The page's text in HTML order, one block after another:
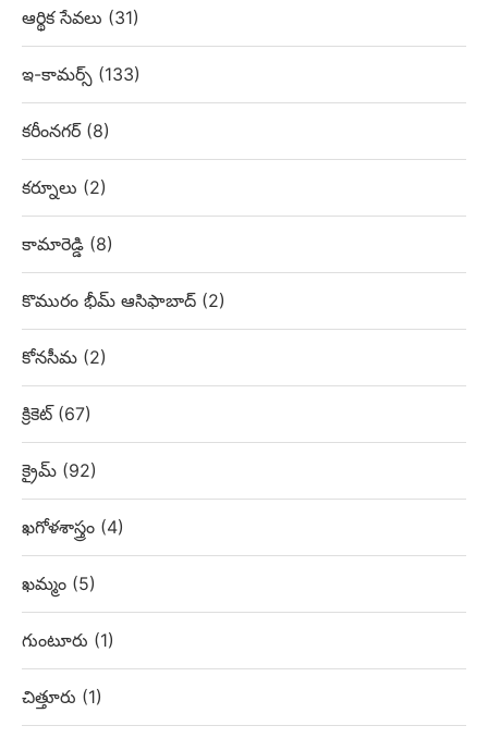
ఆర్థిక సేవలు (31)
ఇ-కామర్స్ (133)
కరీంనగర్ (8)
కర్నూలు (2)
కామారెడ్డి (8)
కొమురం భీమ్ ఆసిఫాబాద్ (2)
కోనసీమ (2)
క్రికెట్ (67)
క్రైమ్ (92)
ఖగోళశాస్త్రం (4)
ఖమ్మం (5)
గుంటూరు (1)
చిత్తూరు (1)